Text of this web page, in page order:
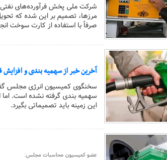
شرکت ملی پخش فرآورده‌های نفتی
مرزها، تصمیم بر این شده که
صرفاً با استفاده از کارت سوخت
آخرین خبر از سهمیه بندی و
سخنگوی کمیسیون انرژی مجلس
سهمیه بندی گرفته نشده است. اما
این زمینه باید تصمیماتی بگیرد.
عضو کمیسیون محاسبات مجلس: